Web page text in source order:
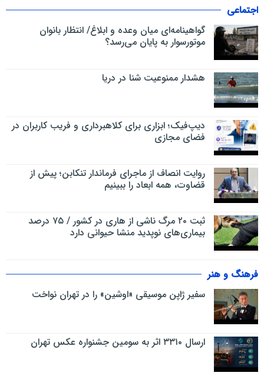
اجتماعی
گواهینامه‌ای میان وعده و ابلاغ/ انتظار بانوان
موتورسوار به پایان می‌رسد؟
هشدار ممنوعیت شنا در دریا
دیپ‌فیک؛ ابزاری برای کلاهبرداری و فریب کاربران در
فضای مجازی
روایت انصاف از ماجرای فرماندار تنکابن؛ پیش از
قضاوت، همه ابعاد را ببینیم
ثبت ۲۰ مرگ ناشی از هاری در کشور / ۷۵ درصد
بیماری‌های نوپدید منشا حیوانی دارد
فرهنگ و هنر
سفیر ژاپن موسیقی «اوشین» را در تهران نواخت
ارسال ۳۳۱۰ اثر به سومین جشنواره عکس تهران